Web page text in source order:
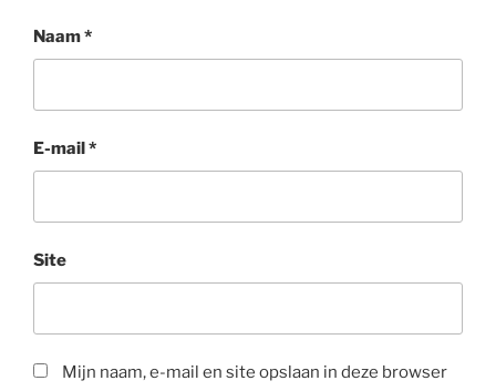
Naam*
E-mail*
Site
Mijn naam, e-mail en site opslaan in deze browser